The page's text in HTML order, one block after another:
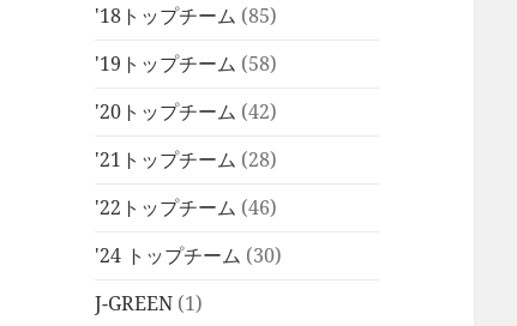
'18トップチーム (85)
'19トップチーム (58)
'20トップチーム (42)
'21トップチーム (28)
'22トップチーム (46)
'24 トップチーム (30)
J-GREEN (1)